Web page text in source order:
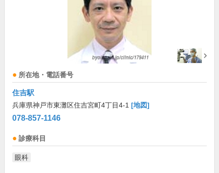
所在地・電話番号
住吉駅
兵庫県神戸市東灘区住吉宮町4丁目4-1 [地図]
078-857-1146
診療科目
眼科